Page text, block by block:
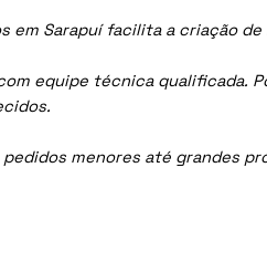
Sarapuí facilita a criação
equipe técnica qualificada.
menores até grandes